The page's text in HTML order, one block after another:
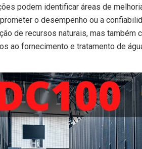
podem identificar áreas de
o desempenho ou a
de recursos naturais, mas também
ao fornecimento e tratamento de